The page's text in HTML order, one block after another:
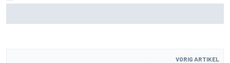
VORIG ARTIKEL